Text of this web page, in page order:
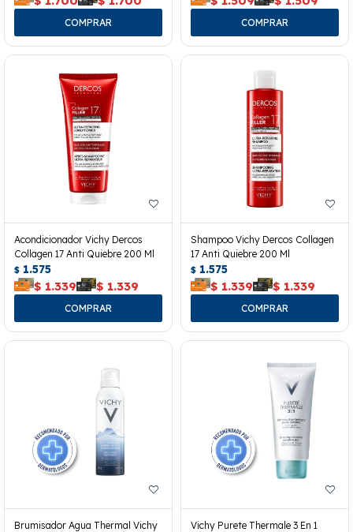
Acondicionador Vichy Dercos
Collagen 17 Anti Quiebre 200 Ml
$ 1.575
$ 1.339 $ 1.339
Shampoo Vichy Dercos Collagen
17 Anti Quiebre 200 Ml
$ 1.575
$ 1.339 $ 1.339
Brumisador Agua Thermal Vichy
Vichy Purete Thermale 3 En 1